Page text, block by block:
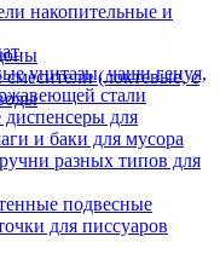
накопительные и
(локтевые, с
унитазы, чаши генуя,
стали
для
и баки для мусора
разных типов для
подвесные
для писсуаров